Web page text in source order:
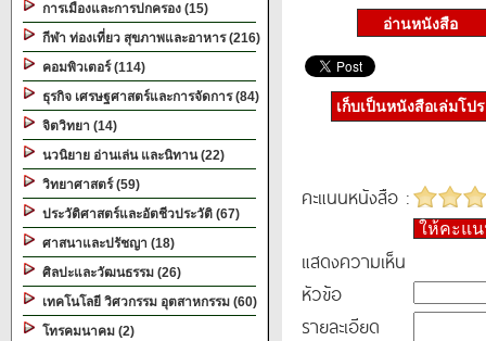
การเมืองและการปกครอง (15)
กีฬา ท่องเที่ยว สุขภาพและอาหาร (216)
คอมพิวเตอร์ (114)
ธุรกิจ เศรษฐศาสตร์และการจัดการ (84)
จิตวิทยา (14)
นวนิยาย อ่านเล่น และนิทาน (22)
วิทยาศาสตร์ (59)
ประวัติศาสตร์และอัตชีวประวัติ (67)
ศาสนาและปรัชญา (18)
ศิลปะและวัฒนธรรม (26)
เทคโนโลยี วิศวกรรม อุตสาหกรรม (60)
โทรคมนาคม (2)
เก็บเป็นหนังสือเล่มโป
คะแนนหนังสือ :
ให้คะแ
แสดงความเห็น
หัวข้อ
รายละเอียด